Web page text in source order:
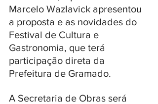
Marcelo Wazlavick apresentou
a proposta e as novidades do
Festival de Cultura e
Gastronomia, que terá
participação direta da
Prefeitura de Gramado.
A Secretaria de Obras será